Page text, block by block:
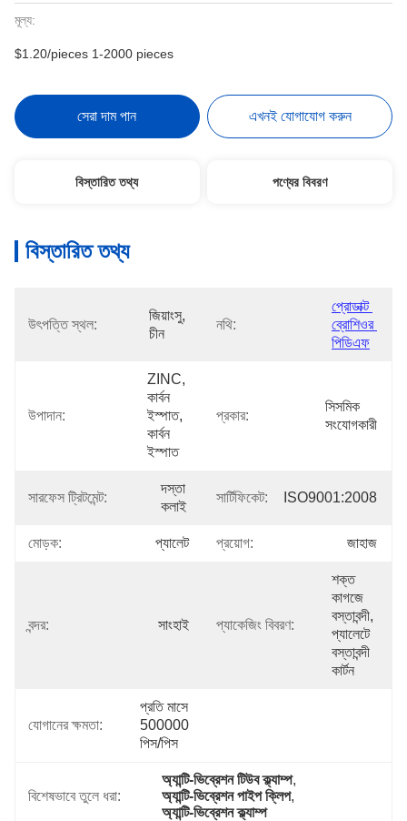
মূল্য:
$1.20/pieces 1-2000 pieces
সেরা দাম পান এখনই যোগাযোগ করুন
বিস্তারিত তথ্য পণ্যের বিবরণ
বিস্তারিত তথ্য
উৎপত্তি স্থল:
জিয়াংসু,
চীন
নথি:
প্রোডাক্ট
ব্রোশিওর
পিডিএফ
উপাদান:
ZINC,
কার্বন
ইস্পাত,
কার্বন
ইস্পাত
প্রকার:
সিসমিক
সংযোগকারী
সারফেস ট্রিটমেন্ট:
দস্তা
কলাই
সার্টিফিকেট: ISO9001:2008
মোড়ক: প্যালেট প্রয়োগ: জাহাজ
বন্দর: সাংহাই প্যাকেজিং বিবরণ:
শক্ত
কাগজে
বস্তাবন্দী,
প্যালেটে
বস্তাবন্দী
কার্টন
যোগানের ক্ষমতা:
প্রতি মাসে
500000
পিস/পিস
বিশেষভাবে তুলে ধরা:
অ্যান্টি-ভিব্রেশন টিউব ক্ল্যাম্প,
অ্যান্টি-ভিব্রেশন পাইপ ক্লিপ,
অ্যান্টি-ভিব্রেশন ক্ল্যাম্প